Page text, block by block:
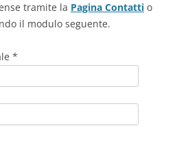
tramite la Pagina Contatti o
il modulo seguente.
*